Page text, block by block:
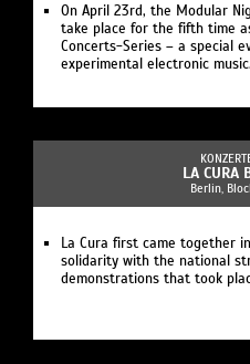
On April 23rd, the Modular
take place for the fifth time
Concerts-Series – a special
experimental electronic music.
LA CURA
Berlin,
La Cura first came together
solidarity with the national
demonstrations that took